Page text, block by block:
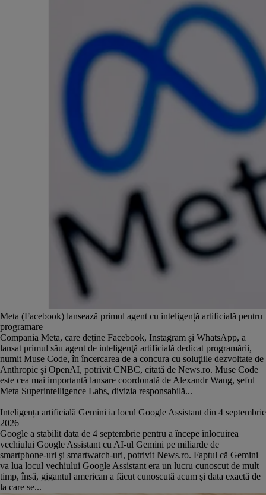
Meta (Facebook) lansează primul agent cu inteligență artificială pentru
programare
Compania Meta, care deține Facebook, Instagram și WhatsApp, a
lansat primul său agent de inteligenţă artificială dedicat programării,
numit Muse Code, în încercarea de a concura cu soluţiile dezvoltate de
Anthropic şi OpenAI, potrivit CNBC, citată de News.ro. Muse Code
este cea mai importantă lansare coordonată de Alexandr Wang, şeful
Meta Superintelligence Labs, divizia responsabilă...
Inteligența artificială Gemini ia locul Google Assistant din 4 septembrie
2026
Google a stabilit data de 4 septembrie pentru a începe înlocuirea
vechiului Google Assistant cu AI-ul Gemini pe miliarde de
smartphone-uri şi smartwatch-uri, potrivit News.ro. Faptul că Gemini
va lua locul vechiului Google Assistant era un lucru cunoscut de mult
timp, însă, gigantul american a făcut cunoscută acum şi data exactă de
la care se...